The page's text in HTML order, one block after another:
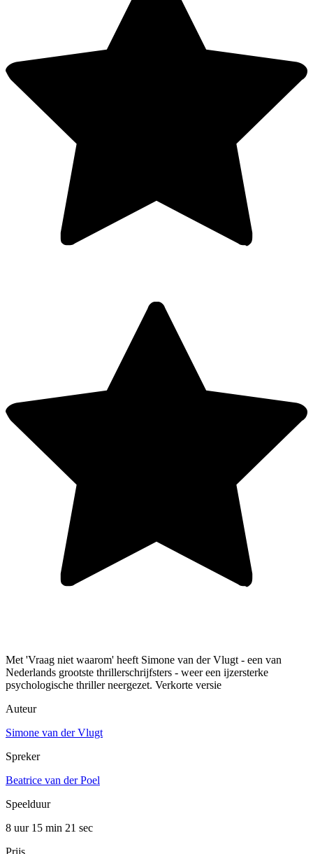
Met 'Vraag niet waarom' heeft Simone van der Vlugt - een van
Nederlands grootste thrillerschrijfsters - weer een ijzersterke
psychologische thriller neergezet. Verkorte versie
Auteur
Simone van der Vlugt
Spreker
Beatrice van der Poel
Speelduur
8 uur 15 min 21 sec
Prijs